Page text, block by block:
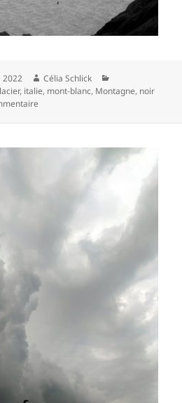
2022 Auteur
Célia Schlick
, italie, mont-blanc, Montagne, noir